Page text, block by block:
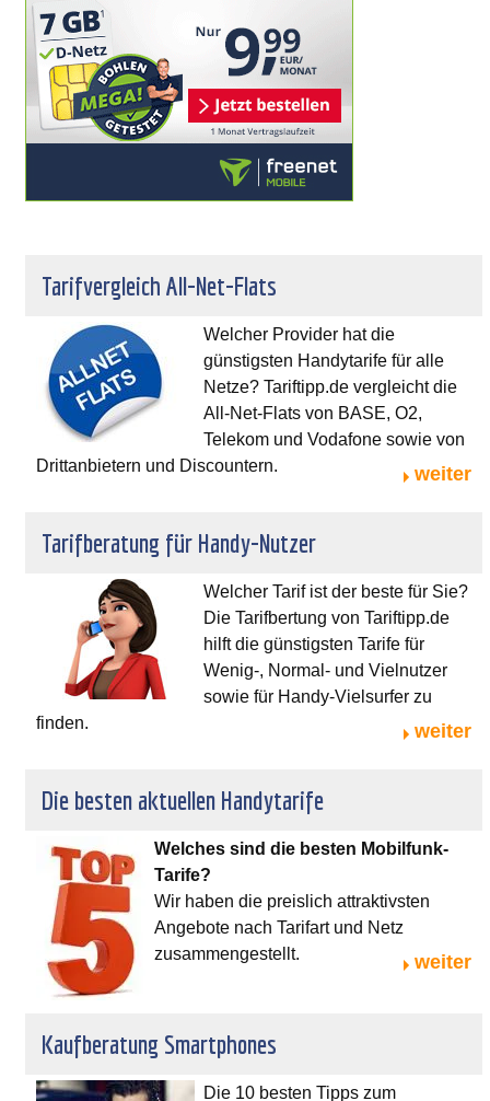
Tarifvergleich All-Net-Flats
Welcher Provider hat die
günstigsten Handytarife für alle
Netze? Tariftipp.de vergleicht die
All-Net-Flats von BASE, O2,
Telekom und Vodafone sowie von
Drittanbietern und Discountern.
weiter
Tarifberatung für Handy-Nutzer
Welcher Tarif ist der beste für Sie?
Die Tarifbertung von Tariftipp.de
hilft die günstigsten Tarife für
Wenig-, Normal- und Vielnutzer
sowie für Handy-Vielsurfer zu
finden.
weiter
Die besten aktuellen Handytarife
Welches sind die besten Mobilfunk-
Tarife?
Wir haben die preislich attraktivsten
Angebote nach Tarifart und Netz
zusammengestellt.
weiter
Kaufberatung Smartphones
Die 10 besten Tipps zum